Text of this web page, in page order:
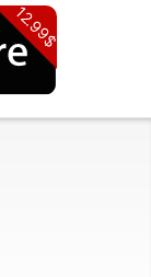
12.99$